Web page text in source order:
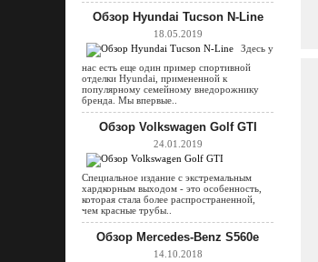
Обзор Hyundai Tucson N-Line
18.05.2019
Здесь у
нас есть еще один пример спортивной
отделки Hyundai, примененной к
популярному семейному внедорожнику
бренда. Мы впервые..
Обзор Volkswagen Golf GTI
24.01.2019
Специальное издание с экстремальным
хардкорным выходом - это особенность,
которая стала более распространенной,
чем красные трубы..
Обзор Mercedes-Benz S560e
14.10.2018